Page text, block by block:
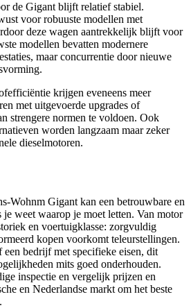
de Gigant blijft relatief stabiel.
voor robuuste modellen met
deze wagen aantrekkelijk blijft voor
modellen bevatten modernere
maar concurrentie door nieuwe
krijgen eveneens meer
met uitgevoerde upgrades of
strengere normen te voldoen. Ook
worden langzaam maar zeker
dieselmotoren.
Wohnm Gigant kan een betrouwbare en
weet waarop je moet letten. Van motor
en voertuigklasse: zorgvuldig
kopen voorkomt teleurstellingen.
bedrijf met specifieke eisen, dit
mits goed onderhouden.
inspectie en vergelijk prijzen en
en Nederlandse markt om het beste